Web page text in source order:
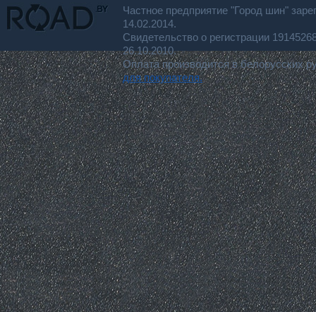
Частное предприятие "Город шин"
14.02.2014.
Свидетельство о регистрации
26.10.2010.
Оплата производится в белорусских
для покупателя.